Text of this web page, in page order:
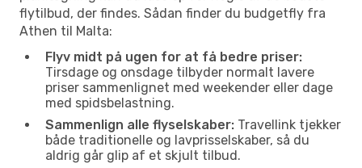
flytilbud, der findes. Sådan finder du budgetfly fra
Athen til Malta:
Flyv midt på ugen for at få bedre priser:
Tirsdage og onsdage tilbyder normalt lavere
priser sammenlignet med weekender eller dage
med spidsbelastning.
Sammenlign alle flyselskaber: Travellink tjekker
både traditionelle og lavprisselskaber, så du
aldrig går glip af et skjult tilbud.